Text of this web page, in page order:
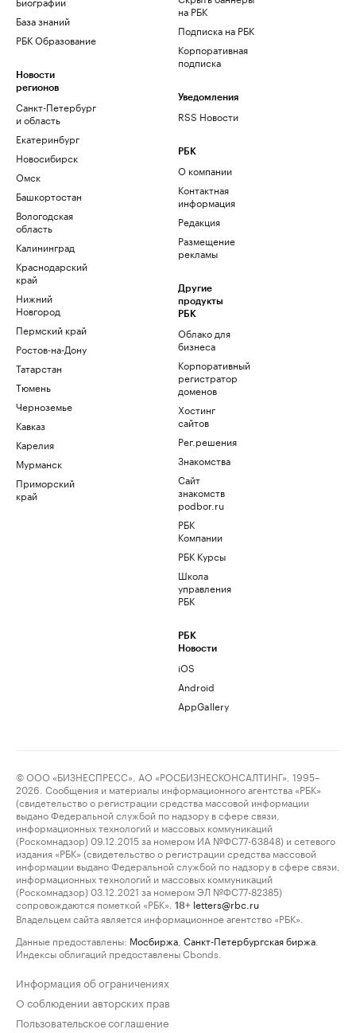
База знаний
РБК Образование
Новости
регионов
Санкт-Петербург
и область
Екатеринбург
Новосибирск
Омск
Башкортостан
Вологодская
область
Калининград
Краснодарский
край
Нижний
Новгород
Пермский край
Ростов-на-Дону
Татарстан
Тюмень
Черноземье
Кавказ
Карелия
Мурманск
Приморский
край
на РБК
Подписка на РБК
Корпоративная
подписка
Уведомления
RSS Новости
РБК
О компании
Контактная
информация
Редакция
Размещение
рекламы
Другие
продукты
РБК
Облако для
бизнеса
Корпоративный
регистратор
доменов
Хостинг
сайтов
Рег.решения
Знакомства
Сайт
знакомств
podbor.ru
РБК
Компании
РБК Курсы
Школа
управления
РБК
РБК
Новости
iOS
Android
AppGallery
© ООО «БИЗНЕСПРЕСС», АО «РОСБИЗНЕСКОНСАЛТИНГ», 1995–
2026. Сообщения и материалы информационного агентства «РБК»
(свидетельство о регистрации средства массовой информации
выдано Федеральной службой по надзору в сфере связи,
информационных технологий и массовых коммуникаций
(Роскомнадзор) 09.12.2015 за номером ИА №ФС77-63848) и сетевого
издания «РБК» (свидетельство о регистрации средства массовой
информации выдано Федеральной службой по надзору в сфере связи,
информационных технологий и массовых коммуникаций
(Роскомнадзор) 03.12.2021 за номером ЭЛ №ФС77-82385)
сопровождаются пометкой «РБК».
18+ letters@rbc.ru
Владельцем сайта является информационное агентство «РБК».
Данные предоставлены: Мосбиржа Санкт-Петербургская биржа
Индексы облигаций предоставлены Cbonds.
Информация об ограничениях
О соблюдении авторских прав
Пользовательское соглашение